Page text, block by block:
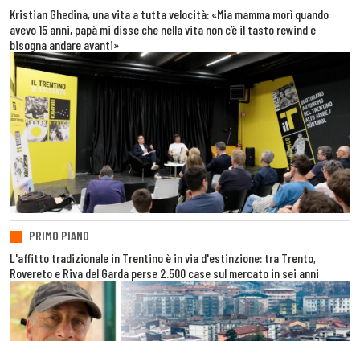
Kristian Ghedina, una vita a tutta velocità: «Mia mamma morì quando
avevo 15 anni, papà mi disse che nella vita non c’è il tasto rewind e
bisogna andare avanti»
PRIMO PIANO
L'affitto tradizionale in Trentino è in via d'estinzione: tra Trento,
Rovereto e Riva del Garda perse 2.500 case sul mercato in sei anni